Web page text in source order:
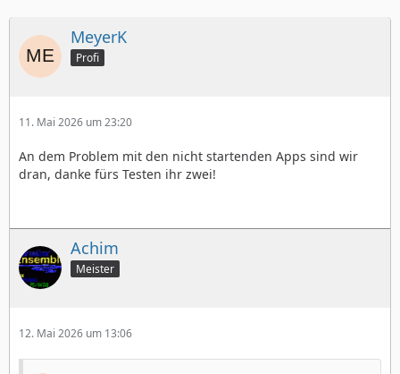
MeyerK
Profi
11. Mai 2026 um 23:20
An dem Problem mit den nicht startenden Apps sind wir
dran, danke fürs Testen ihr zwei!
Achim
Meister
12. Mai 2026 um 13:06